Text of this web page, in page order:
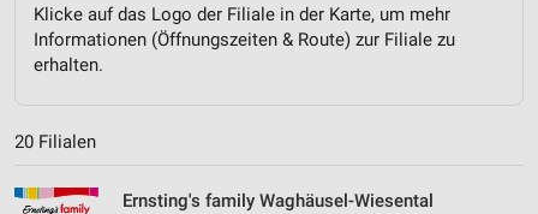
Klicke auf das Logo der Filiale in der Karte, um mehr
Informationen (Öffnungszeiten & Route) zur Filiale zu
erhalten.
20 Filialen
Ernsting's family Waghäusel-Wiesental